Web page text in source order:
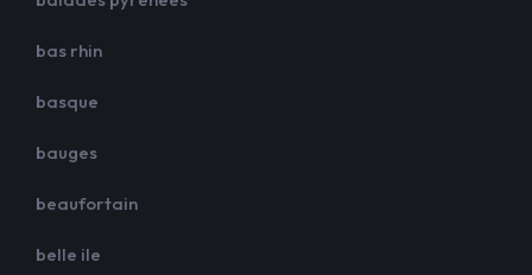
bas rhin
basque
bauges
beaufortain
belle ile